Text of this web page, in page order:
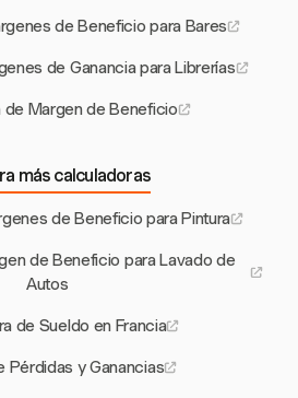
de Beneficio para Bares
de Ganancia para Librerías
de Margen de Beneficio
más calculadoras
de Beneficio para Pintura
de Beneficio para Lavado de
Autos
de Sueldo en Francia
Pérdidas y Ganancias